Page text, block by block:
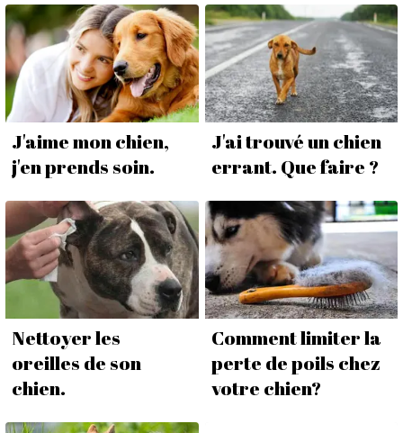
J'aime mon chien,
j'en prends soin.
J'ai trouvé un chien
errant. Que faire ?
Nettoyer les
oreilles de son
chien.
Comment limiter la
perte de poils chez
votre chien?